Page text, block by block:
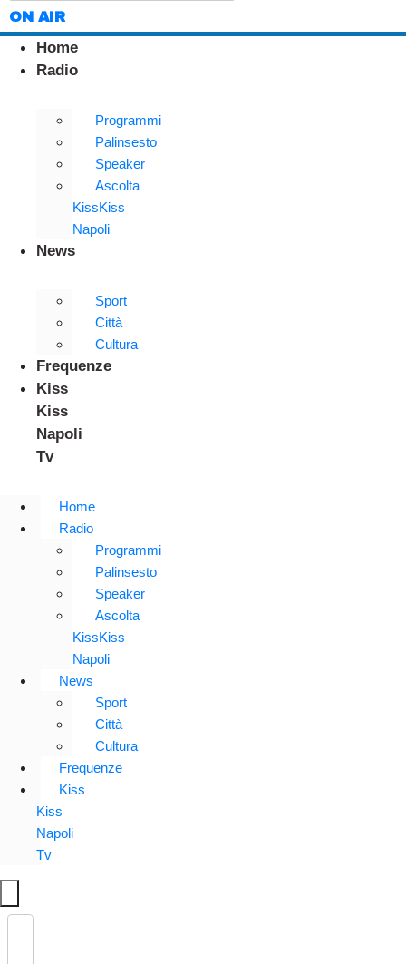
ON AIR
Home
Radio
Programmi
Palinsesto
Speaker
Ascolta
KissKiss
Napoli
News
Sport
Città
Cultura
Frequenze
Kiss
Kiss
Napoli
Tv
Home
Radio
Programmi
Palinsesto
Speaker
Ascolta
KissKiss
Napoli
News
Sport
Città
Cultura
Frequenze
Kiss
Kiss
Napoli
Tv